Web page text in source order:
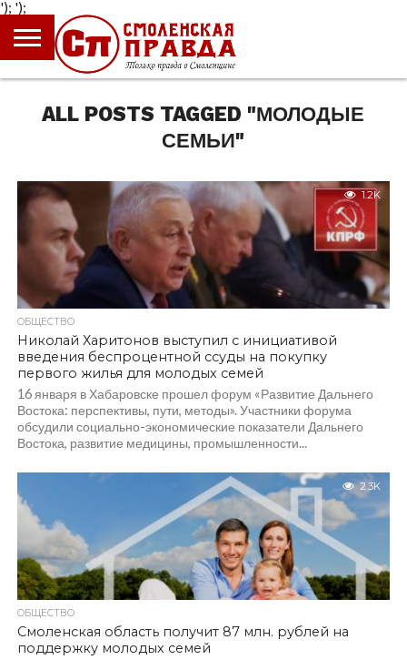
');
ГЛАВНАЯ
НОВОСТИ
ПРОИСШЕСТВИЯ
ПОЛИТИКА
КУЛЬТУРА
ЭКОНОМИКА
ОБЩЕСТВО
БЛОГИ
ALL POSTS TAGGED "МОЛОДЫЕ
СЕМЬИ"
1.2K
ОБЩЕСТВО
Николай Харитонов выступил с инициативой
введения беспроцентной ссуды на покупку
первого жилья для молодых семей
16 января в Хабаровске прошел форум «Развитие Дальнего
Востока: перспективы, пути, методы». Участники форума
обсудили социально-экономические показатели Дальнего
Востока, развитие медицины, промышленности...
2.3K
ОБЩЕСТВО
Смоленская область получит 87 млн. рублей на
поддержку молодых семей
');